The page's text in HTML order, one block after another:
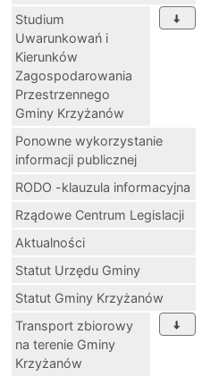
Studium
Uwarunkowań i
Kierunków
Zagospodarowania
Przestrzennego
Gminy Krzyżanów
Ponowne wykorzystanie
informacji publicznej
RODO -klauzula informacyjna
Rządowe Centrum Legislacji
Aktualności
Statut Urzędu Gminy
Statut Gminy Krzyżanów
Transport zbiorowy
na terenie Gminy
Krzyżanów